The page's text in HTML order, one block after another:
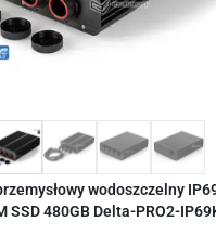
wodoszczelny
SSD 480GB Delta-PRO2-